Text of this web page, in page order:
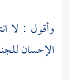
وأقول : لا
الإحسان